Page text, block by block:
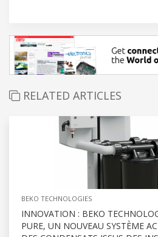
RELATED ARTICLES
BEKO TECHNOLOGIES
INNOVATION : BEKO
PURE, UN NOUVEAU SYSTÈME